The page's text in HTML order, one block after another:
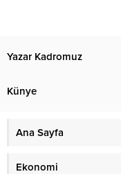
Yazar Kadromuz
Künye
Ana Sayfa
Ekonomi